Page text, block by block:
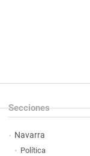
Secciones
Navarra
Política